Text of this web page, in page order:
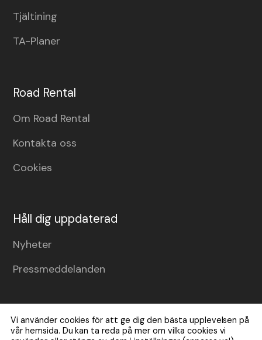
Tjältining
TA-Planer
Road Rental
Om Road Rental
Kontakta oss
Cookies
Håll dig uppdaterad
Nyheter
Pressmeddelanden
Vi använder cookies för att ge dig den bästa upplevelsen på
vår hemsida. Du kan ta reda på mer om vilka cookies vi